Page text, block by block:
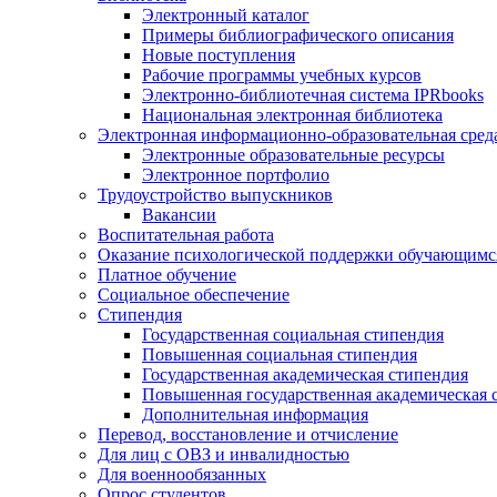
Электронный каталог
Примеры библиографического описания
Новые поступления
Рабочие программы учебных курсов
Электронно-библиотечная система IPRbooks
Национальная электронная библиотека
Электронная информационно-образовательная
Электронные образовательные ресурсы
Электронное портфолио
Трудоустройство выпускников
Вакансии
Воспитательная работа
Оказание психологической поддержки
Платное обучение
Социальное обеспечение
Стипендия
Государственная социальная стипендия
Повышенная социальная стипендия
Государственная академическая стипендия
Повышенная государственная академическая
Дополнительная информация
Перевод, восстановление и отчисление
Для лиц с ОВЗ и инвалидностью
Для военнообязанных